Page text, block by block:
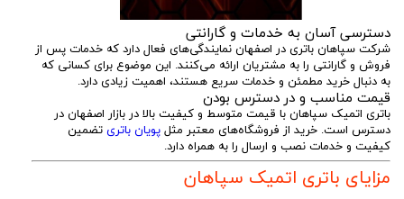
دسترسی آسان به خدمات و گارانتی
شرکت سپاهان باتری در اصفهان نمایندگی‌های فعال دارد که خدمات پس از
فروش و گارانتی را به مشتریان ارائه می‌کنند. این موضوع برای کسانی که
به دنبال خرید مطمئن و خدمات سریع هستند، اهمیت زیادی دارد.
قیمت مناسب و در دسترس بودن
باتری اتمیک سپاهان با قیمت متوسط و کیفیت بالا در بازار اصفهان در
دسترس است. خرید از فروشگاه‌های معتبر مثل پویان باتری تضمین
کیفیت و خدمات نصب و ارسال را به همراه دارد.
مزایای باتری اتمیک سپاهان